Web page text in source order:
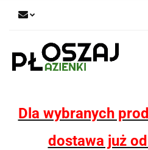
Dla wybranych
dostawa już